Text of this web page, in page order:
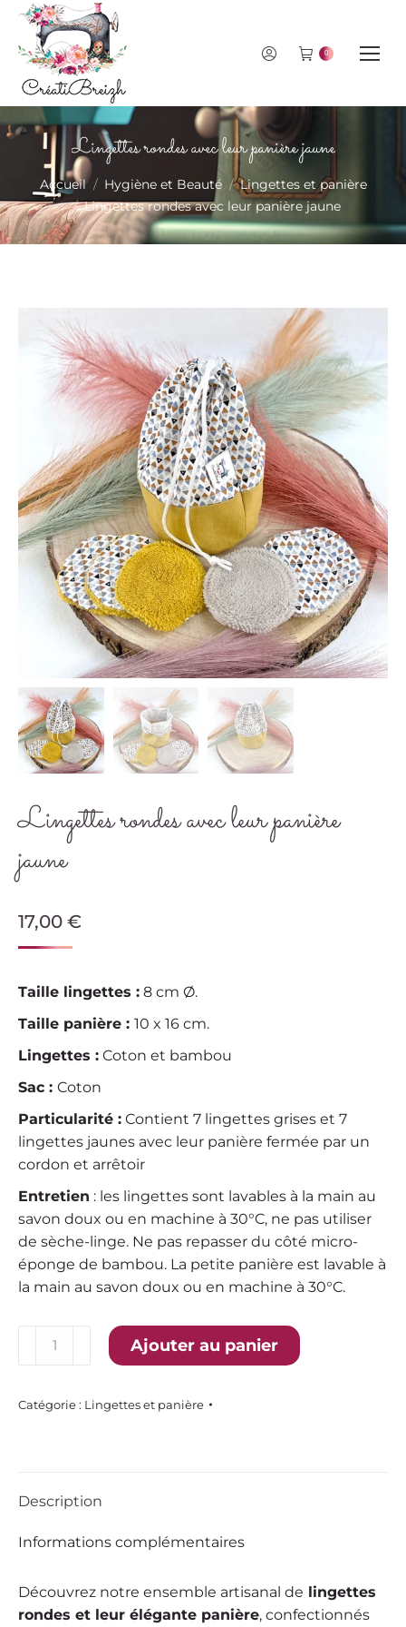
0
Lingettes rondes avec leur panière jaune
Vous êtes ici :
Accueil Hygiène et Beauté
Lingettes et panière
Lingettes rondes avec leur panière jaune
Lingettes rondes avec leur panière
jaune
17,00 €
Taille lingettes : 8 cm Ø.
Taille panière : 10 x 16 cm.
Lingettes : Coton et bambou
Sac : Coton
Particularité : Contient 7 lingettes grises et 7
lingettes jaunes avec leur panière fermée par un
cordon et arrêtoir
Entretien : les lingettes sont lavables à la main au
savon doux ou en machine à 30°C, ne pas utiliser
de sèche-linge. Ne pas repasser du côté micro-
éponge de bambou. La petite panière est lavable à
la main au savon doux ou en machine à 30°C.
rondes
jaune
Ajouter au panier
Catégorie : Lingettes et panière
Description
Informations complémentaires
Découvrez notre ensemble artisanal de lingettes
rondes et leur élégante panière, confectionnés